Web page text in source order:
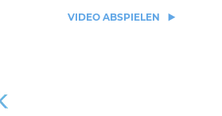
VIDEO ABSPIELEN